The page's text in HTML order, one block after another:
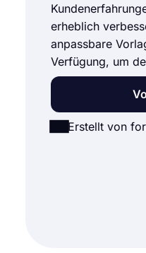
erheblich
anpassbare
Verfügung, um
Erstellt von